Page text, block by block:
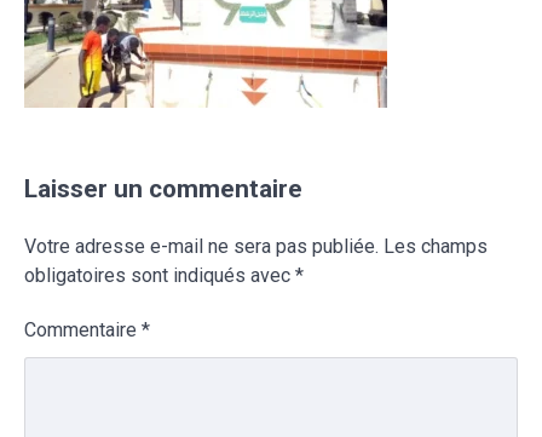
Laisser un commentaire
Votre adresse e-mail ne sera pas publiée. Les champs
obligatoires sont indiqués avec *
Commentaire *